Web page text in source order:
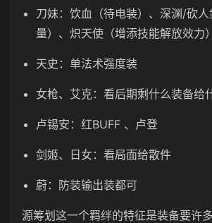
刀妹：饮血（待电装）、深渊/砍
量）、炽天使（增添技能解放效力）
天史：单法术强度装
女枪、艾克：看后期剩什么装备给
卢锡安：红BUFF 、卢登
剑姬、日女：看局面给散件
蔚：防装输出装都可
源筹划这一个羁绊的特征是装备要许